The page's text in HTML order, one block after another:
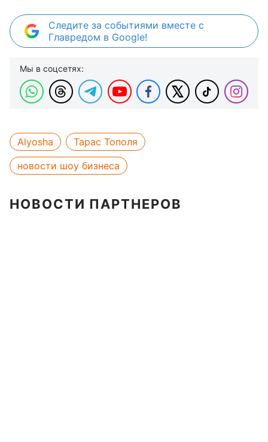
Следите за событиями вместе с
Главредом в Google!
Мы в соцсетях:
Alyosha
Тарас Тополя
новости шоу бизнеса
НОВОСТИ ПАРТНЕРОВ